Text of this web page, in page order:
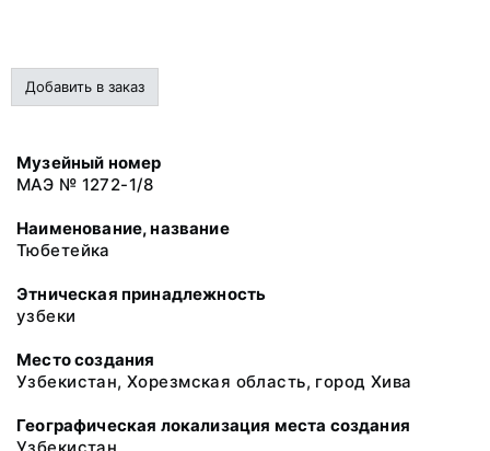
Добавить в заказ
Музейный номер
МАЭ № 1272-1/8
Наименование, название
Тюбетейка
Этническая принадлежность
узбеки
Место создания
Узбекистан, Хорезмская область, город Хива
Географическая локализация места создания